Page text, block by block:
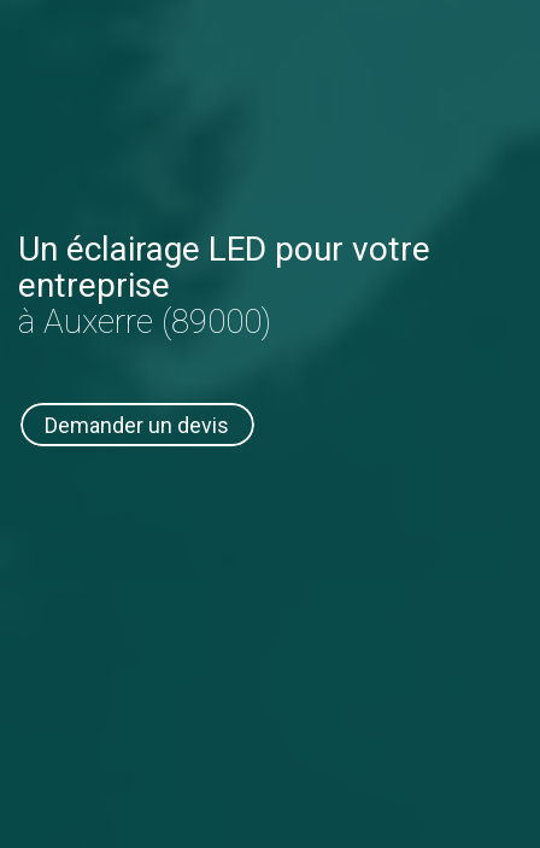
Un éclairage LED pour votre
entreprise
à Auxerre (89000)
Demander un devis